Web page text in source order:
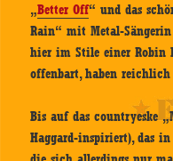
„Better Off“ und das
Rain“ mit Metal-
hier im Stile einer Robin
offenbart, haben
Bis auf das countryeske
Haggard-inspiriert), das in